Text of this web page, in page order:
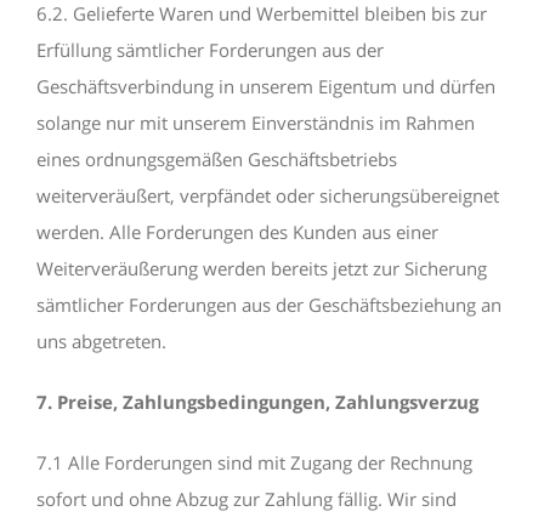
6.2. Gelieferte Waren und Werbemittel bleiben bis zur
Erfüllung sämtlicher Forderungen aus der
Geschäftsverbindung in unserem Eigentum und dürfen
solange nur mit unserem Einverständnis im Rahmen
eines ordnungsgemäßen Geschäftsbetriebs
weiterveräußert, verpfändet oder sicherungsübereignet
werden. Alle Forderungen des Kunden aus einer
Weiterveräußerung werden bereits jetzt zur Sicherung
sämtlicher Forderungen aus der Geschäftsbeziehung an
uns abgetreten.
7. Preise, Zahlungsbedingungen, Zahlungsverzug
7.1 Alle Forderungen sind mit Zugang der Rechnung
sofort und ohne Abzug zur Zahlung fällig. Wir sind